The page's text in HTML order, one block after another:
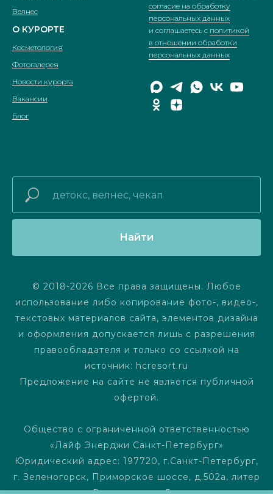
Велнес
О КУРОРТЕ
Косметология
Фотогалерея
Новости курорта
Вакансии
Блог
согласие на обработку
персональных данных
и соглашаетесь c политикой
в отношении обработки
персональных данных
Найти
© 2018-2026 Все права защищены. Любое
использование либо копирование фото-, видео-,
текстовых материалов сайта, элементов дизайна
и оформления допускается лишь с разрешения
правообладателя и только со ссылкой на
источник: hcresort.ru
Предложение на сайте не является публичной
офертой.
Общество с ограниченной ответственностью
«Лайф Энерджи Санкт-Петербург»
Юридический адрес: 197720, г.Санкт-Петербург,
г. Зеленогорск, Приморское шоссе, д.502а, литер